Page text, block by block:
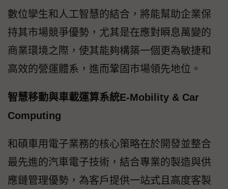
數位孿生和人工智慧的結合，將能幫助企業保
持其市場競爭優勢，尤其是在應對瞬息萬變的
商業環境之際，使其能夠構築一個更為敏捷和
高效的營運體系，進而鞏固市場領先地位。
智慧移動與車載運算系統E-Mobility & Car
Computing
和碩車用電子業務的核心策略在於開發並整合
最先進的汽車電子技術，結合專業的製造與供
應鏈管理優勢，為客戶提供一站式且高度客製